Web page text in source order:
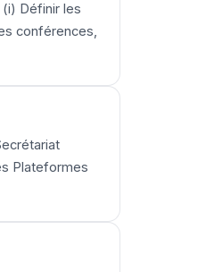
Définir les
conférences,
Plateformes